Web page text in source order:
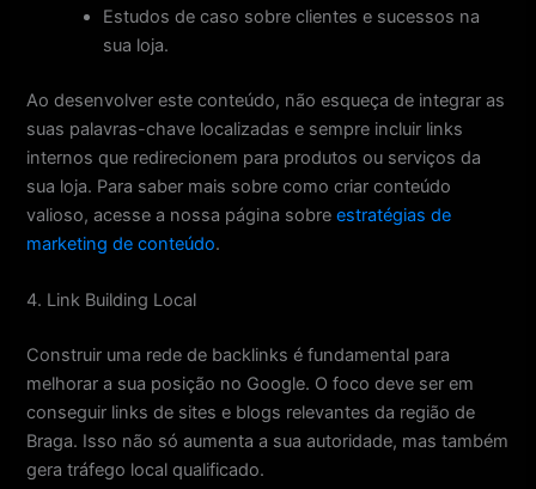
Estudos de caso sobre clientes e sucessos na
sua loja.
Ao desenvolver este conteúdo, não esqueça de integrar as
suas palavras-chave localizadas e sempre incluir links
internos que redirecionem para produtos ou serviços da
sua loja. Para saber mais sobre como criar conteúdo
valioso, acesse a nossa página sobreestratégias de
marketing de conteúdo.
4. Link Building Local
Construir uma rede de backlinks é fundamental para
melhorar a sua posição no Google. O foco deve ser em
conseguir links de sites e blogs relevantes da região de
Braga. Isso não só aumenta a sua autoridade, mas também
gera tráfego local qualificado.